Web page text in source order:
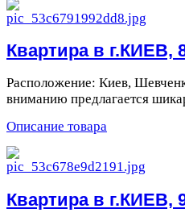
Квартира в г.КИЕВ,
Расположение: Киев,
вниманию предлагается
Описание товара
Квартира в г.КИЕВ,